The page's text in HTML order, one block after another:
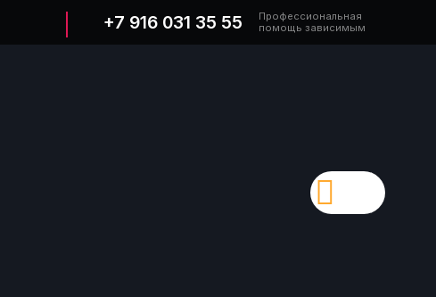
+7 916 031 35 55
Профессиональная
помощь зависимым